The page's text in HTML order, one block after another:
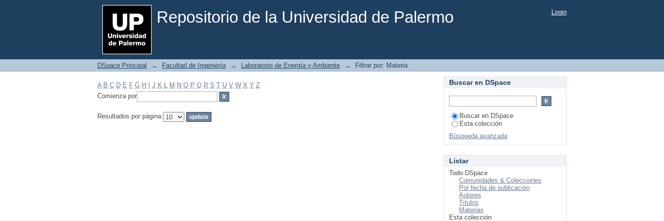
Repositorio de la Universidad de Palermo
Filtrar por: Materia Login
DSpace Principal → Facultad de Ingeniería → Laboratorio de Energía y Ambiente → Filtrar por: Materia
A B C D E F G H J K L M N O P Q R S T U V W X Y Z
Comienza por
Resultados por página:
Buscar en DSpace
Buscar en DSpace
Esta colección
Búsqueda avanzada
Listar
Todo DSpace
Comunidades & Colecciones
Por fecha de publicación
Autores
Títulos
Materias
Esta colección